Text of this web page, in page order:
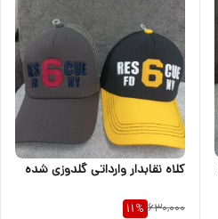
کلاه نقابدار وارداتی گلدوزی شده
630,000
11%